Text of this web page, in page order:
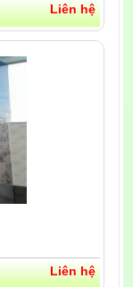
Liên hệ
Liên hệ